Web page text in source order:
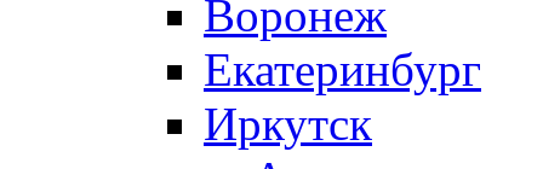
Воронеж
Екатеринбург
Иркутск